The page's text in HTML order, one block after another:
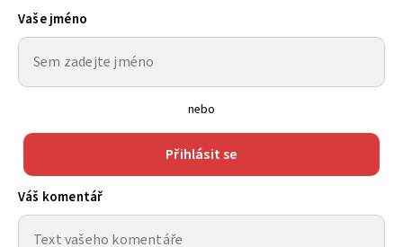
Vaše jméno
nebo
Přihlásit se
Váš komentář